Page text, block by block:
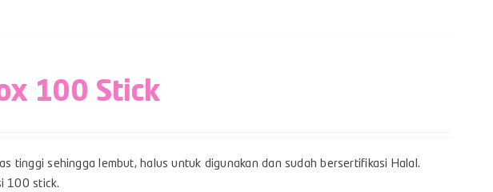
100 Stick
tinggi sehingga lembut, halus untuk digunakan dan sudah bersertifikasi Halal.
100 stick.